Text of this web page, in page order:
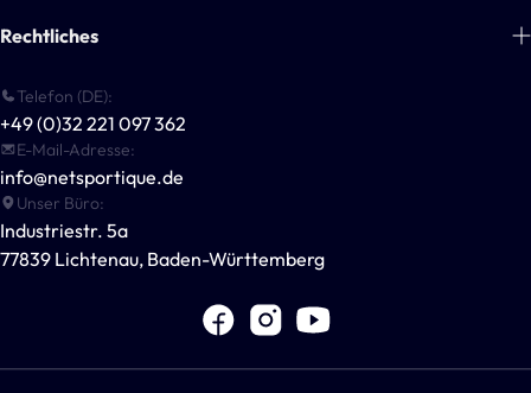
Handball
Multisport-Ausrüstung
Outdoor-Spiele
Andere Sportarten
POWERSHOT®
Kontakt
Für Vereine & Unternehmen
Rechtliches
Zahlungsinformationen
Allgemeine Geschäftsbedingungen
Datenschutzerklärung
Versandrichtlinie
Widerrufsbelehrung
Telefon (DE):
+49 (0)32 221 097 362
E-Mail-Adresse:
info@netsportique.de
Unser Büro:
Industriestr. 5a
77839 Lichtenau, Baden-Württemberg